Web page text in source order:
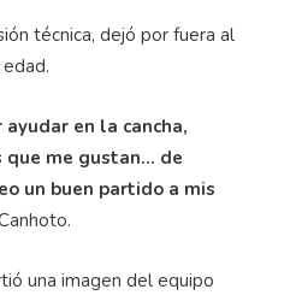
técnica, dejó por fuera al
en la cancha,
me gustan... de
un buen partido a mis
una imagen del equipo